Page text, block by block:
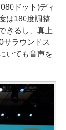
ドット)ディ
は180度調整
きるし、真上
サラウンドス
いても音声を